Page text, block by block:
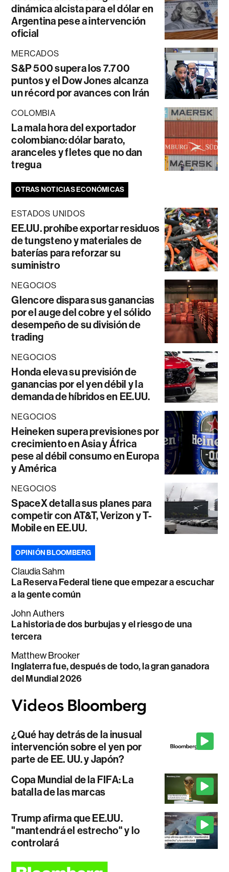
dinámica alcista para el dólar en
Argentina pese a intervención
oficial
MERCADOS
S&P 500 supera los 7.700
puntos y el Dow Jones alcanza
un récord por avances con Irán
COLOMBIA
La mala hora del exportador
colombiano: dólar barato,
aranceles y fletes que no dan
tregua
OTRAS NOTICIAS ECONÓMICAS
ESTADOS UNIDOS
EE.UU. prohíbe exportar residuos
de tungsteno y materiales de
baterías para reforzar su
suministro
NEGOCIOS
Glencore dispara sus ganancias
por el auge del cobre y el sólido
desempeño de su división de
trading
NEGOCIOS
Honda eleva su previsión de
ganancias por el yen débil y la
demanda de híbridos en EE.UU.
NEGOCIOS
Heineken supera previsiones por
crecimiento en Asia y África
pese al débil consumo en Europa
y América
NEGOCIOS
SpaceX detalla sus planes para
competir con AT&T, Verizon y T-
Mobile en EE.UU.
OPINIÓN BLOOMBERG
Claudia Sahm
La Reserva Federal tiene que empezar a escuchar
a la gente común
John Authers
La historia de dos burbujas y el riesgo de una
tercera
Matthew Brooker
Inglaterra fue, después de todo, la gran ganadora
del Mundial 2026
¿Qué hay detrás de la inusual
intervención sobre el yen por
parte de EE. UU. y Japón?
Copa Mundial de la FIFA: La
batalla de las marcas
Trump afirma que EE.UU.
"mantendrá el estrecho" y lo
controlará